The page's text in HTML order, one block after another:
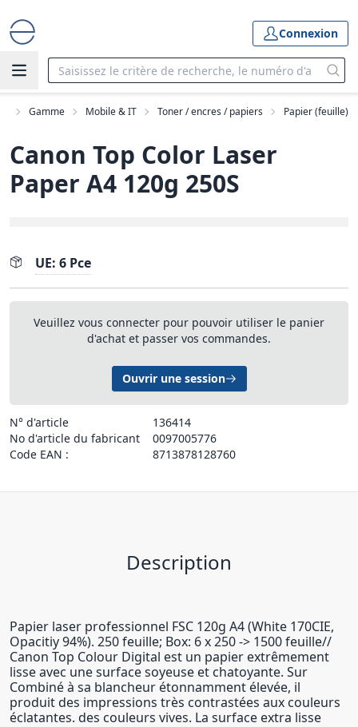
Connexion
Gamme Mobile & IT Toner / encres / papiers Papier (feuille)
Canon Top Color Laser
Paper A4 120g 250S
UE: 6 Pce
Veuillez vous connecter pour pouvoir utiliser le panier
d'achat et passer vos commandes.
Ouvrir une session
N° d'article
136414
No d'article du fabricant
0097005776
Code EAN :
8713878128760
Description
Papier laser professionnel FSC 120g A4 (White 170CIE,
Opacitiy 94%). 250 feuille; Box: 6 x 250 -> 1500 feuille//
Canon Top Colour Digital est un papier extrêmement
lisse avec une surface soyeuse et chatoyante. Sur
Combiné à sa blancheur étonnamment élevée, il
produit des impressions très contrastées aux couleurs
éclatantes. des couleurs vives. La surface extra lisse